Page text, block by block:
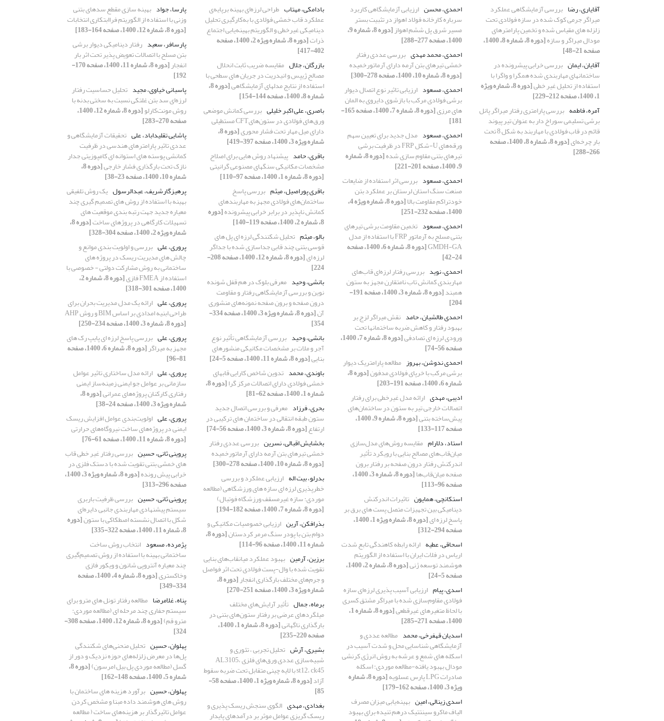
آقایاری، رضا بررسی آزمایشگاهی عملکرد
میراگر جرمی کوک شده در سازه فولادی تحت
زلزله های مقیاس شده و تخمین پارامترهای
مودال میراگر و سازه [دوره 8، شماره 8، 1400،
صفحه 21-48]
آقایان، ایمان بررسی خرابی پیشرونده در
ساختمانهای مهاربندی شده همگرا و واگرا با
استفاده از تحلیل غیر خطی [دوره 8، شماره ویژه
1، 1400، صفحه 212-229]
آمره، فاطمه بررسی پارامتری رفتار میراگر پانل
برشی تسلیمی سوراخ دار به عنوان تیر پیوند
قائم در قاب فولادی با مهاربند به شکل 8 تحت
بار چرخه‌ای [دوره 8، شماره 8، 1400، صفحه
266-288]
احمدی، محسن ارزیابی آزمایشگاهی کاربرد
سرباره کارخانه فولاد اهواز در تثبیت بستر
مسیر شرق پل ششم اهواز [دوره 8، شماره 9،
1400، صفحه 277-288]
احمدی، محمد مهدی بررسی عددی رفتار
خمشی تیرهای بتن آرمه دارای آرماتورخمیده
[دوره 8، شماره 10، 1400، صفحه 278-300]
احمدی، مسعود ارزیابی تاثیر نوع اتصال دیوار
برشی فولادی مرکب با بازشوی دایروی به المان
های مرزی [دوره 8، شماره 7، 1400، صفحه 165-
181]
احمدی، مسعود مدل جدید برای تعیین سهم
ورقه‌های U-شکل FRP در ظرفیت برشی
تیرهای بتنی مقاوم سازی شده [دوره 8، شماره
9، 1400، صفحه 201-221]
احمدی، مسعود بررسی اثر استفاده از ضایعات
صنعت سنگ استان لرستان بر عملکرد بتن
خودتراکم مقاومت بالا [دوره 8، شماره ویژه 4،
1400، صفحه 232-251]
احمدی، مسعود تخمین مقاومت برشی تیرهای
بتنی مسلح به آرماتور FRP با استفاده از مدل
GMDH-GA [دوره 8، شماره 6، 1400، صفحه
24-42]
احمدی، نوید بررسی رفتار لرزه‌ای قاب‌های
مهاربندی کمانش تاب نامتقارن مجهز به ستون
همبند [دوره 8، شماره 3، 1400، صفحه 191-
204]
احمدی طالشیان، حامد نقش میراگر لزج بر
بهبود رفتار و کاهش ضربه ساختمانها تحت
ورودی لرزه ای تصادفی [دوره 8، شماره 7، 1400،
صفحه 56-74]
احمدی ندوشن، بهروز مطالعه پارامتریک دیوار
برشی مرکب با خرپای فولادی مدفون [دوره 8،
شماره 6، 1400، صفحه 191-203]
ادیبی، مهدی ارائه مدل غیرخطی برای رفتار
اتصالات خارجی تیر به ستون در ساختمان‌های
پیش‌ساخته بتنی [دوره 8، شماره 9، 1400،
صفحه 117-133]
استاد، دلارام مقایسه روش‌های مدل‌‌سازی
میان‌‌قاب‌‌های مصالح‌ بنایی با رویکرد تأثیر
اندرکنش رفتار درون صفحه بر رفتار برون
صفحه میان‌‌قاب‌‌ها [دوره 8، شماره 3، 1400،
صفحه 96-113]
استکانچی، همایون تاثیرات اندرکنش
دینامیکی بین تجهیزات متصل پست های برق بر
پاسخ لرزه ای [دوره 8، شماره ویژه 1، 1400،
صفحه 294-312]
اسحاقی، عطیه ارائه رابطه کاهندگی تابع شدت
اریاس در فلات ایران با استفاده از الگوریتم
هوشمند توسعه ژنی [دوره 8، شماره 2، 1400،
صفحه 5-24]
اسدی، پیام ارزیابی آسیب پذیری لرزه‌ای سازه
فولادی مقاوم‌سازی شده با میراگر مشتق کسری
با لحاظ متغیرهای غیرقطعی [دوره 8، شماره 1،
1400، صفحه 271-285]
اسدیان قهفرخی، محمد مطالعه عددی و
آزمایشگاهی شناسایی محل و شدت آسیب در
اسکله های شمع و عرشه به روش انرژی کرنشی
مودال بهبود یافته-مطالعه موردی: اسکله
صادرات LPG پارس عسلویه [دوره 8، شماره
ویژه 3، 1400، صفحه 162-179]
اسدی زینالی، امین بهینه‌یابی میزان مصرف
الیاف ماکرو سینتتیک درهم تنیده برای بهبود
بادامکی، مهتاب طراحی لرزه‌ای بهینه برپایه‌ی
عملکرد قاب‌ خمشی فولادی با به‌کارگیری تحلیل
دینامیکی غیرخطی و الگوریتم بهینه‌یابی اجتماع
ذرات [دوره 8، شماره ویژه 2، 1400، صفحه
402-417]
بازرگان، جلال مقایسه ضریب ثابت انحلال
مصالح ژیپس و انیدریت در جریان های سطحی با
استفاده از نتایج مدلهای آزمایشگاهی [دوره 8،
شماره 8، 1400، صفحه 144-154]
باصری، علی اکبر خلیلی بررسی کمانش موضعی
ورق‌های فولادی در ستون‌هایCFT مستطیلی
دارای میل مهار تحت فشار محوری [دوره 8،
شماره ویژه 3، 1400، صفحه 397-419]
باقری، حامد پیشنهاد روش هایی برای اصلاح
مشخصات مکانیکی سنگهای مصنوعی گرانیتی
[دوره 8، شماره 1، 1400، صفحه 97-110]
باقری پوراصیل، میثم بررسی پاسخ
ساختمان‌های فولادی مجهز به مهاربندهای
کمانش ناپذیر در برابر خرابی پیشرونده[دوره
8، شماره 2، 1400، صفحه 119-140]
بالو، میثم تحلیل شکنندگی لرزه ای پل های
قوسی بتنی چند قابی جداسازی شده با جداگر
لرزه ای [دوره 8، شماره 12، 1400، صفحه 208-
224]
بانشی، وحید معرفی بلوک در هم قفل شونده
نوین و بررسی آزمایشگاهی رفتار و مقاومت
درون صفحه و برون صفحه نمونه‌های منشوری
آن [دوره 8، شماره ویژه 3، 1400، صفحه 334-
354]
بانشی، وحید بررسی آزمایشگاهی تأثیر نوع
آجر و ملات بر مشخصات مکانیکی منشورهای
بنایی[دوره 8، شماره 11، 1400، صفحه 5-24]
باوندی، محمد تدوین شاخص کارایی قابهای
خمشی فولادی دارای اتصالات مرکز گرا [دوره 8،
شماره 1، 1400، صفحه 62-81]
بحری، فرزاد معرفی و بررسی اتصال جدید
ستون طبقه انتقالی در ساختمان های ترکیبی در
ارتفاع[دوره 8، شماره 3، 1400، صفحه 56-74]
بخشایش اقبالی، نسرین بررسی عددی رفتار
خمشی تیرهای بتن آرمه دارای آرماتورخمیده
[دوره 8، شماره 10، 1400، صفحه 278-300]
بدرلو، بیت اله ارزیابی عملکرد و بررسی
خطرپذیری لرزه ای سازه های ورزشگاهی (مطالعه
موردی: سازه غیرمسقف ورزشگاه فوتبال)
[دوره 8، شماره 7، 1400، صفحه 182-194]
بذرافکن، آرین ارزیابی خصوصیات مکانیکی و
دوام بتن با پودر سنگ مرمر کردستان [دوره 8،
شماره 11، 1400، صفحه 96-114]
برزین، آرمین بهبود عملکرد میانقاب‌های بنایی
تقویت شده با وال-پست فولادی تحت اثر فواصل
و جرم‌های مختلف بارگذاری انفجار [دوره 8،
شماره ویژه 3، 1400، صفحه 251-270]
برماه، جمال تأثیر آرایش‌های مختلف
میلگردهای عرضی بر رفتار ستون‌های بتنی در
بارگذاری ناگهانی [دوره 8، شماره 1، 1400،
صفحه 220-235]
بشیری، آرش تحلیل تجربی ، تئوری و
شبیه‌سازی‌ عددی ‌ورق‌های ‌فلزی ‌AL3105،
st12، ck45 با لایه چینی متقابل تحت ضربه سقوط
آزاد [دوره 8، شماره ویژه 1، 1400، صفحه 58-
85]
بغدادی، مهدی الگوی سنجش ریسک پذیری و
ریسک گریزی عوامل موثر بر درآمدهای پایدار
پارسا، جواد بهینه سازی مقطع سدهای بتنی
وزنی با استفاده از الگوریتم فراابتکاری انتخابات
[دوره 8، شماره 12، 1400، صفحه 164-183]
پارسافر، سعید رفتار دینامیکی دیوار برشی
بتن مسلح با اتصالات تعویض پذیر تحت اثر بار
انفجار [دوره 8، شماره 11، 1400، صفحه 170-
192]
پاسبانی خیاوی، مجید تحلیل حساسیت رفتار
لرزه‌ای سد بتن غلتکی نسبت به سختی بدنه با
روش مونت‌کارلو [دوره 8، شماره 12، 1400،
صفحه 270-283]
پاشایی تقلیداباد، علی تحقیقات آزمایشگاهی و
عددی تاثیر پارامترهای هندسی در ظرفیت
کمانشی پوسته های استوانه ای کامپوزیتی جدار
نازک تحت بارگذاری فشار خارجی [دوره 8،
شماره 10، 1400، صفحه 23-38]
پرهیزگارشریف، عبدالرسول یک روش تلفیقی
بهینه با استفاده از روش های تصمیم گیری چند
معیاره جدید جهت رتبه بندی موقعیت های
تسهیلات کارگاهی در پروژهای ساخت [دوره 8،
شماره ویژه 2، 1400، صفحه 304-328]
پروری، علی بررسی و اولویت بندی موانع و
چالش های مدیریت ریسک در پروژه های
ساختمانی به روش مشارکت دولتی - خصوصی با
استفاده از FMEA فازی [دوره 8، شماره 2،
1400، صفحه 301-318]
پروری، علی ارائه یک مدل مدیریت بحران برای
طراحی ابنیه امدادی بر اساس BIM و روش AHP
[دوره 8، شماره 3، 1400، صفحه 234-250]
پروری، علی بررسی پاسخ لرزه ای پایپ رک های
مجهز به میراگر [دوره 8، شماره 6، 1400، صفحه
81-96]
پروری، علی ارائه‌ مدل ساختاری تاثیر عوامل
سازمانی بر عوامل جو ایمنی زمینه‌ساز ایمنی
رفتاری کارکنان پروژه‌های عمرانی [دوره 8،
شماره ویژه 3، 1400، صفحه 24-38]
پروری، علی اولویت‌بندی عوامل افزایش ریسک
ایمنی در پروژه‌های ساخت نیروگاه‌های حرارتی
[دوره 8، شماره 11، 1400، صفحه 61-76]
پروینی ثانی، حسین بررسی رفتار غیر خطی قاب
های خمشی بتنی تقویت شده با دستک فلزی در
خرابی پیش رونده [دوره 8، شماره ویژه 3، 1400،
صفحه 296-313]
پروینی ثانی، حسین بررسی ظرفیت باربری
سیستم پیشنهادی مهاربندی جانبی دایره‌ای
شکل با اتصال نشسته اصطکاکی با ستون[دوره
8، شماره 11، 1400، صفحه 322-335]
پژمرده، مسعود انتخاب روش ساخت
ساختمانی بهینه با استفاده از روش تصمیم‌گیری
چند معیاره آنتروپی شانون و ویکور فازی
وخاکستری [دوره 8، شماره 4، 1400، صفحه
334-349]
پناه، غلامرضا مطالعه رفتار تونل های مترو برای
سیستم حفاری چند مرحله ای (مطالعه موردی:
مترو قم) [دوره 8، شماره 12، 1400، صفحه 308-
324]
پهلوان، حسین تحلیل منحنی‌های شکنندگی
پل‌ها در معرض زلزله‌های حوزه نزدیک و دور از
گسل (مطالعه موردی پل بیل امرسون) [دوره 8،
شماره 5، 1400، صفحه 148-162]
پهلوان، حسین برآورد هزینه های ساختمان با
روش های هوشمند داده مبنا و مشخص کردن
عوامل تاثیرگذار بر هزینه‌های ساخت ( مطالعه